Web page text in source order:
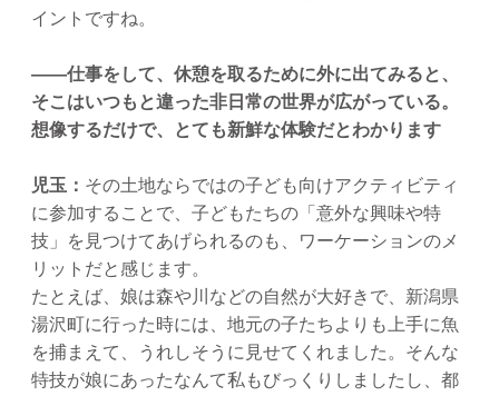
イントですね。
——仕事をして、休憩を取るために外に出てみると、
そこはいつもと違った非日常の世界が広がっている。
想像するだけで、とても新鮮な体験だとわかります
児玉： その土地ならではの子ども向けアクティビティ
に参加することで、子どもたちの「意外な興味や特
技」を見つけてあげられるのも、ワーケーションのメ
リットだと感じます。
たとえば、娘は森や川などの自然が大好きで、新潟県
湯沢町に行った時には、地元の子たちよりも上手に魚
を捕まえて、うれしそうに見せてくれました。そんな
特技が娘にあったなんて私もびっくりしましたし、都